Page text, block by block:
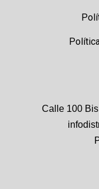
Calle 100